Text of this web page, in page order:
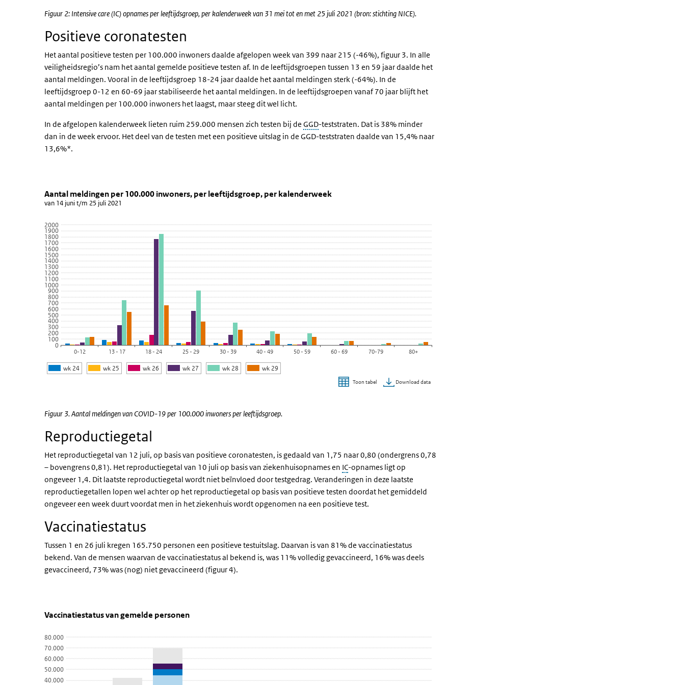
Figuur 2: Intensive care (IC) opnames per leeftijdsgroep, per kalenderweek van 31 mei tot en met 25 juli 2021 (bron: stichting NICE).
Positieve coronatesten
Het aantal positieve testen per 100.000 inwoners daalde afgelopen week van 399 naar 215 (-46%), figuur 3. In alle
veiligheidsregio’s nam het aantal gemelde positieve testen af. In de leeftijdsgroepen tussen 13 en 59 jaar daalde het
aantal meldingen. Vooral in de leeftijdsgroep 18-24 jaar daalde het aantal meldingen sterk (-64%). In de
leeftijdsgroep 0-12 en 60-69 jaar stabiliseerde het aantal meldingen. In de leeftijdsgroepen vanaf 70 jaar blijft het
aantal meldingen per 100.000 inwoners het laagst, maar steeg dit wel licht.
In de afgelopen kalenderweek lieten ruim 259.000 mensen zich testen bij de GGD-teststraten. Dat is 38% minder
dan in de week ervoor. Het deel van de testen met een positieve uitslag in de GGD-teststraten daalde van 15,4% naar
13,6%*.
Grafiek aantal meldingen per 100.000 inwoners
Sla de grafiek 'Aantal meldingen per 100.000 inwoners, per leeftijdsgroep, per kalenderweek ' over en ga naar de datatabel
Aantal meldingen per 100.000 inwoners, per leeftijdsgroep, per kalenderweek
van 14 juni t/m 25 juli 2021
Bekijk als data tabel.
De grafiek heeft 1 X-as die categories weergeeft.
De grafiek heeft 1 Y-as die values weergeeft.
Aantal meldingen per 100.000 inwoners, per leeftijdsgroep, per kalenderweek
van 14 juni t/m 25 juli 2021
wk 24 wk 25 wk 26 wk 27 wk 28 wk 29
0
300
600
900
1200
1500
1800
100
200
400
500
700
800
1000
1100
1300
1400
1600
1700
1900
2000
0-12 13 - 17 18 - 24 25 - 29 30 - 39 40 - 49 50 - 59 60 - 69 70-79 80+
Toon tabel Download data
Figuur 3. Aantal meldingen van COVID-19 per 100.000 inwoners per leeftijdsgroep.
Reproductiegetal
Het reproductiegetal van 12 juli, op basis van positieve coronatesten, is gedaald van 1,75 naar 0,80 (ondergrens 0,78
– bovengrens 0,81). Het reproductiegetal van 10 juli op basis van ziekenhuisopnames en IC-opnames ligt op
ongeveer 1,4. Dit laatste reproductiegetal wordt niet beïnvloed door testgedrag. Veranderingen in deze laatste
reproductiegetallen lopen wel achter op het reproductiegetal op basis van positieve testen doordat het gemiddeld
ongeveer een week duurt voordat men in het ziekenhuis wordt opgenomen na een positieve test.
Vaccinatiestatus
Tussen 1 en 26 juli kregen 165.750 personen een positieve testuitslag. Daarvan is van 81% de vaccinatiestatus
bekend. Van de mensen waarvan de vaccinatiestatus al bekend is, was 11% volledig gevaccineerd, 16% was deels
gevaccineerd, 73% was (nog) niet gevaccineerd (figuur 4).
grafiek vaccinatiestatus van gemelde personen
Sla de grafiek 'Vaccinatiestatus van gemelde personen' over en ga naar de datatabel
Vaccinatiestatus van gemelde personen
Bekijk als data tabel.
De grafiek heeft 1 X-as die categories weergeeft.
De grafiek heeft 1 Y-as die values weergeeft.
Vaccinatiestatus van gemelde personen
40.000
50.000
60.000
70.000
80.000